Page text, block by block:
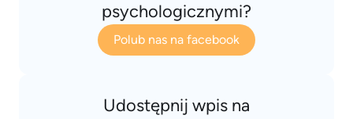
psychologicznymi?
Polub nas na facebook
Udostępnij wpis na